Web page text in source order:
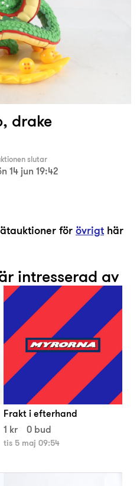
drake
slutar
14 jun 19:42
förövrigt här
intresserad av
Frakt i efterhand
1 kr
0 bud
tis 5 maj 09:54